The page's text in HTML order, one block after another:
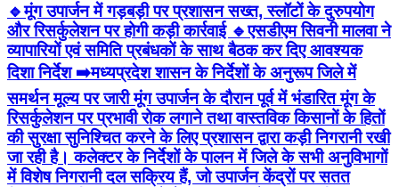
🔹मूंग उपार्जन में गड़बड़ी पर प्रशासन सख्त, स्लॉटों के दुरुपयोग
और रिसर्कुलेशन पर होगी कड़ी कार्रवाई 🔹एसडीएम सिवनी मालवा ने
व्यापारियों एवं समिति प्रबंधकों के साथ बैठक कर दिए आवश्यक
दिशा निर्देश ➡️मध्यप्रदेश शासन के निर्देशों के अनुरूप जिले में
समर्थन मूल्य पर जारी मूंग उपार्जन के दौरान पूर्व में भंडारित मूंग के
रिसर्कुलेशन पर प्रभावी रोक लगाने तथा वास्तविक किसानों के हितों
की सुरक्षा सुनिश्चित करने के लिए प्रशासन द्वारा कड़ी निगरानी रखी
जा रही है। कलेक्टर के निर्देशों के पालन में जिले के सभी अनुविभागों
में विशेष निगरानी दल सक्रिय हैं, जो उपार्जन केंद्रों पर सतत